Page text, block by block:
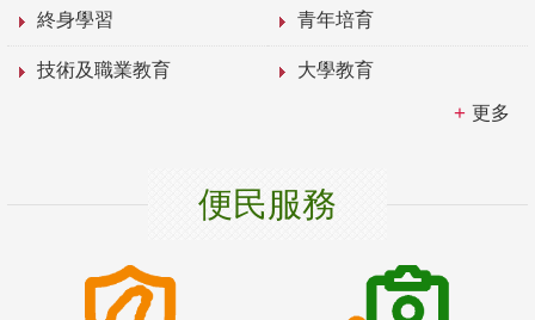
終身學習 青年培育
技術及職業教育 大學教育
更多
便民服務